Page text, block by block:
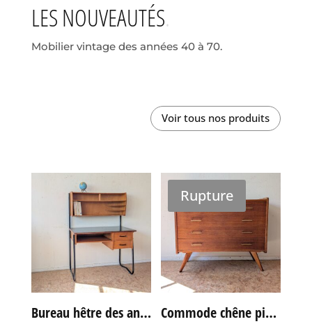
LES NOUVEAUTÉS
Mobilier vintage des années 40 à 70.
Voir tous nos produits
Bureau hêtre des années 60
Rupture
Commode chêne pieds compas vintage